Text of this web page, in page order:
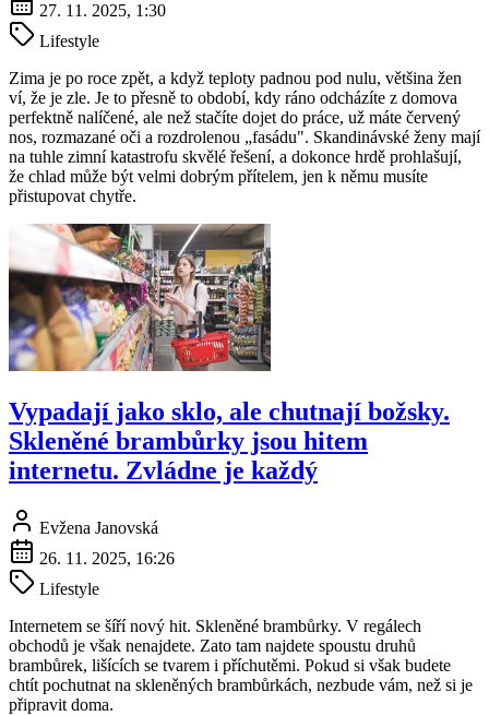
27. 11. 2025, 1:30
Lifestyle
Zima je po roce zpět, a když teploty padnou pod nulu, většina žen
ví, že je zle. Je to přesně to období, kdy ráno odcházíte z domova
perfektně nalíčené, ale než stačíte dojet do práce, už máte červený
nos, rozmazané oči a rozdrolenou „fasádu". Skandinávské ženy mají
na tuhle zimní katastrofu skvělé řešení, a dokonce hrdě prohlašují,
že chlad může být velmi dobrým přítelem, jen k němu musíte
přistupovat chytře.
Vypadají jako sklo, ale chutnají božsky.
Skleněné brambůrky jsou hitem
internetu. Zvládne je každý
Evžena Janovská
26. 11. 2025, 16:26
Lifestyle
Internetem se šíří nový hit. Skleněné brambůrky. V regálech
obchodů je však nenajdete. Zato tam najdete spoustu druhů
brambůrek, lišících se tvarem i příchutěmi. Pokud si však budete
chtít pochutnat na skleněných brambůrkách, nezbude vám, než si je
připravit doma.